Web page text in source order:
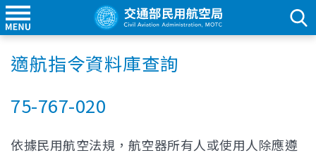
適航指令資料庫查詢
75-767-020
依據民用航空法規，航空器所有人或使用人除應遵